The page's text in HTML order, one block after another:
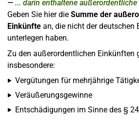
... darin enthaltene
Geben Sie hier die Summe der
Einkünfte an, die nicht der deutschen
unterlegen haben.
Zu den außerordentlichen Einkünften
insbesondere:
Vergütungen für mehrjährige
Veräußerungsgewinne
Entschädigungen im Sinne des § 24